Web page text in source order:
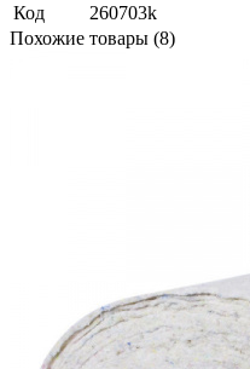
Код
260703k
Похожие товары (8)